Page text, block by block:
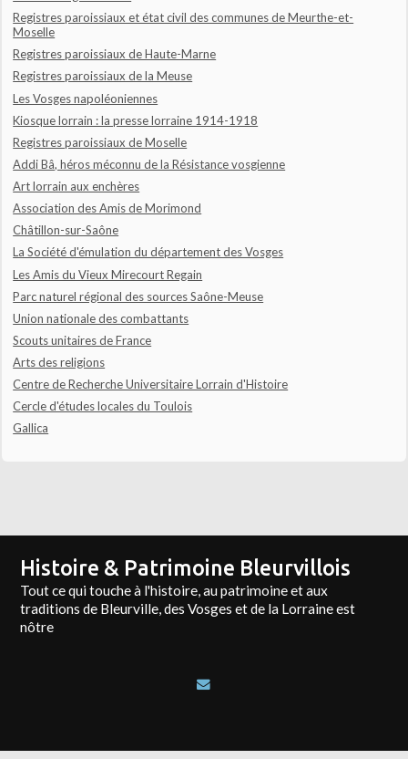
Registres paroissiaux et état civil des communes de Meurthe-et-
Moselle
Registres paroissiaux de Haute-Marne
Registres paroissiaux de la Meuse
Les Vosges napoléoniennes
Kiosque lorrain : la presse lorraine 1914-1918
Registres paroissiaux de Moselle
Addi Bâ, héros méconnu de la Résistance vosgienne
Art lorrain aux enchères
Association des Amis de Morimond
Châtillon-sur-Saône
La Société d'émulation du département des Vosges
Les Amis du Vieux Mirecourt Regain
Parc naturel régional des sources Saône-Meuse
Union nationale des combattants
Scouts unitaires de France
Arts des religions
Centre de Recherche Universitaire Lorrain d'Histoire
Cercle d'études locales du Toulois
Gallica
Histoire & Patrimoine Bleurvillois
Tout ce qui touche à l'histoire, au patrimoine et aux
traditions de Bleurville, des Vosges et de la Lorraine est
nôtre